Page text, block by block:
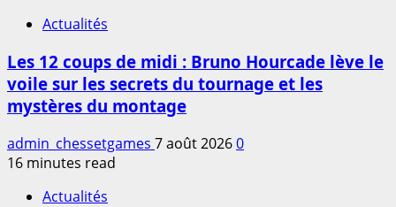
Actualités
Les 12 coups de midi : Bruno Hourcade lève le
voile sur les secrets du tournage et les
mystères du montage
admin_chessetgames 7 août 20260
16 minutes read
Actualités